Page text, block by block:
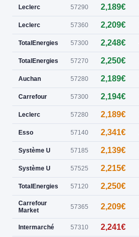
Leclerc 57290 2,189€
Leclerc 57360 2,209€
TotalEnergies 57300 2,248€
TotalEnergies 57270 2,250€
Auchan 57280 2,189€
Carrefour 57300 2,194€
Leclerc 57280 2,189€
Esso 57140 2,341€
Système U 57185 2,139€
Système U 57525 2,215€
TotalEnergies 57120 2,250€
Carrefour
Market
57365 2,209€
Intermarché 57310 2,241€